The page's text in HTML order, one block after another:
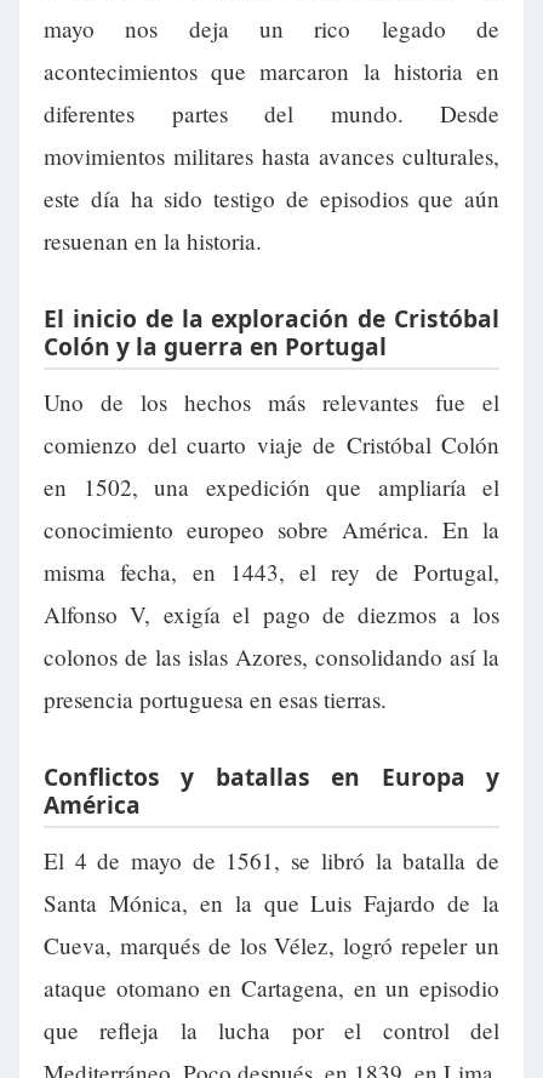
mayo nos deja un rico legado de
acontecimientos que marcaron la historia en
diferentes partes del mundo. Desde
movimientos militares hasta avances culturales,
este día ha sido testigo de episodios que aún
resuenan en la historia.
El inicio de la exploración de Cristóbal
Colón y la guerra en Portugal
Uno de los hechos más relevantes fue el
comienzo del cuarto viaje de Cristóbal Colón
en 1502, una expedición que ampliaría el
conocimiento europeo sobre América. En la
misma fecha, en 1443, el rey de Portugal,
Alfonso V, exigía el pago de diezmos a los
colonos de las islas Azores, consolidando así la
presencia portuguesa en esas tierras.
Conflictos y batallas en Europa y
América
El 4 de mayo de 1561, se libró la batalla de
Santa Mónica, en la que Luis Fajardo de la
Cueva, marqués de los Vélez, logró repeler un
ataque otomano en Cartagena, en un episodio
que refleja la lucha por el control del